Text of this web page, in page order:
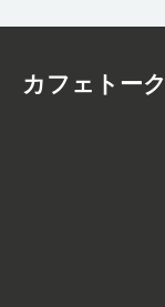
カフェトーク